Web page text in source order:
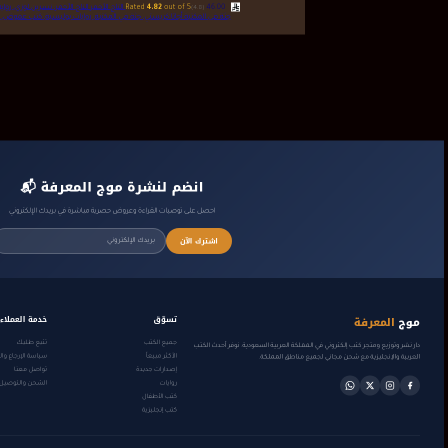
ر.س 125.00.
ر.س 95.00.
price
was:
ر.س 87.00.
price
is:
ر.س 74.00.
التاج الأحمر Rated 4.82 out of 5(4.8)
جثة فى المكتبة
📬 انضم لنشرة موج المعرفة
احصل على توصيات القراءة وعروض حصرية مباشرة في بريدك الإلكتروني
اشترك الآن
موج المعرفة
دار نشر وتوزيع ومتجر كتب إلكتروني في المملكة العربية السعودية. نوفر أحدث الكتب
العربية والإنجليزية مع شحن مجاني لجميع مناطق المملكة.
تسوّق
جميع الكتب
الأكثر مبيعاً
إصدارات جديدة
روايات
كتب الأطفال
كتب إنجليزية
خدمة العملاء
تتبع طلبك
سياسة الإرجاع
تواصل معنا
الشحن والتوصيل